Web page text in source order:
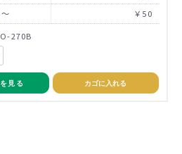
￥50
270B
見る カゴに入れる